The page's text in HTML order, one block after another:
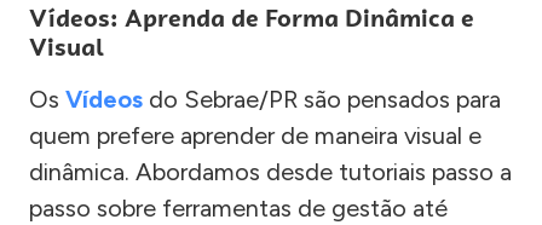
Vídeos: Aprenda de Forma Dinâmica e
Visual
Os Vídeos do Sebrae/PR são pensados para
quem prefere aprender de maneira visual e
dinâmica. Abordamos desde tutoriais passo a
passo sobre ferramentas de gestão até